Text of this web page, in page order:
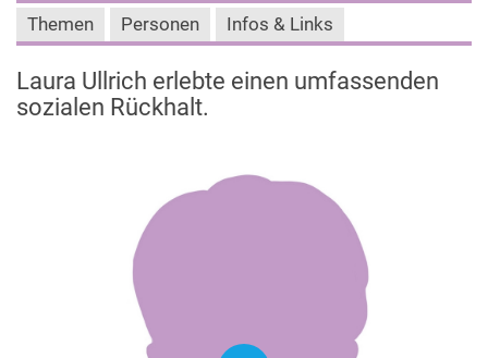
Themen Personen Infos & Links
Laura Ullrich erlebte einen umfassenden
sozialen Rückhalt.